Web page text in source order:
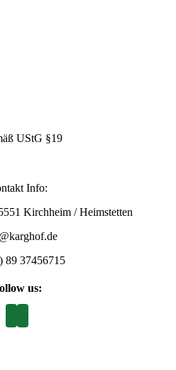
UStG §19
Info:
Kirchheim / Heimstetten
89 37456715
us: